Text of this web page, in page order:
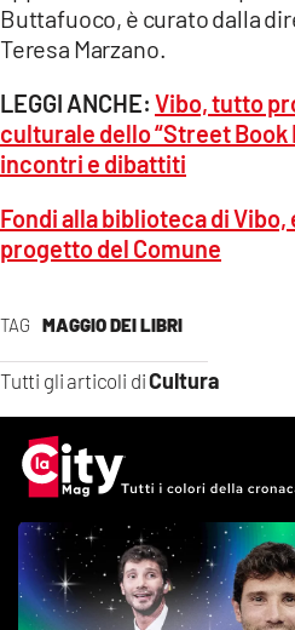
TAG MAGGIO DEI LIBRI
Tutti gli articoli diCultura
Buttafuoco, è curato dalla
Teresa Marzano.
LEGGI ANCHE: Vibo, tutto
culturale dello “Street Book
incontri e dibattiti
Fondi alla biblioteca di
progetto del Comune